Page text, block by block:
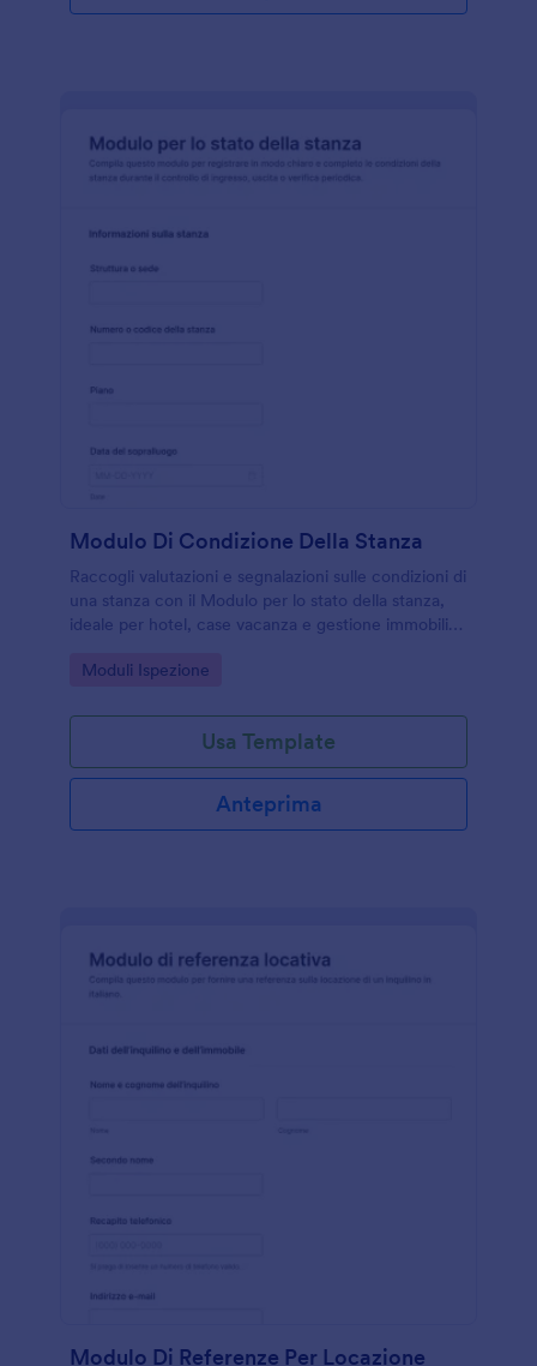
Modulo Di Condizione Della Stanza
Raccogli valutazioni e segnalazioni sulle condizioni di
una stanza con il Modulo per lo stato della stanza,
ideale per hotel, case vacanza e gestione immobili
Go to Category:
Moduli Ispezione
Usa Template
Anteprima
Modulo Di Referenze Per Locazione